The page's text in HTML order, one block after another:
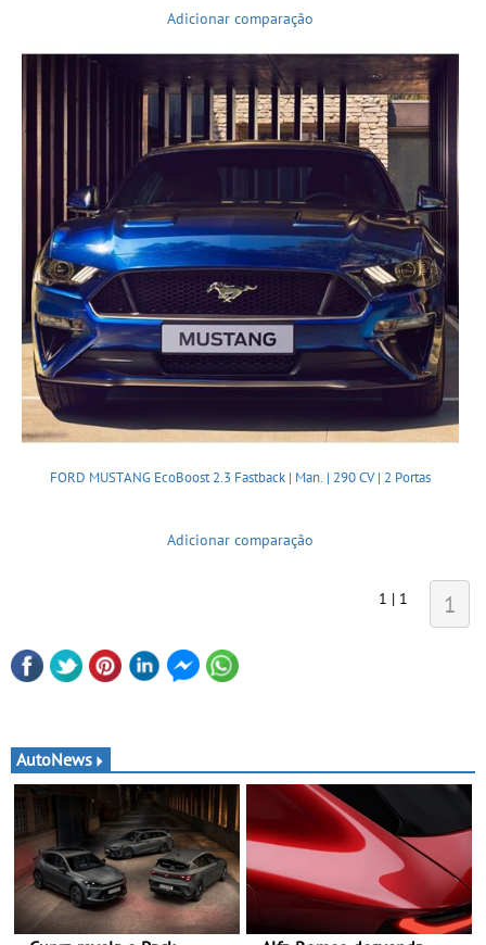
Adicionar comparação
FORD MUSTANG EcoBoost 2.3 Fastback | Man. | 290 CV | 2 Portas
Adicionar comparação
1 | 1 1
AutoNews